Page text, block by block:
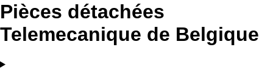
Pièces détachées
Telemecanique de Belgique